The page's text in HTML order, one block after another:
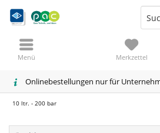
Onlinebestellungen nur für
Merkzettel
Menü
10 ltr. - 200 bar